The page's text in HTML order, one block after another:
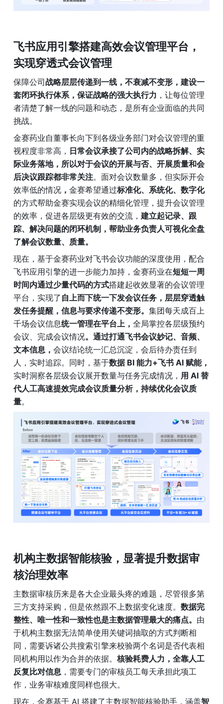
飞书应用引擎搭建高效会议管理平台，
实现穿透式会议管理
保障公司战略层层传递到一线，不衰减不变形，建设一
套闭环执行体系，保证战略的强大执行力 ，让每位管理
者清楚了解一线的问题和动态，是所有企业面临的共同
挑战。
金赛药业自董事长向下到各级业务部门对会议管理的重
视程度非常高， 日常会议承接了公司内的战略拆解、实
际业务落地，所以对于会议的开展与否、开展质量和会
后决议跟踪都非常关注。面对会议数量多，但实际开会
效率低的情况 ， 金赛希望通过标准化、系统化、数字化
的方式帮助金赛实现会议的精细化管理，提升会议管理
的效率，促进各层级更有效的交流， 建立起记录、跟
踪、解决问题的闭环机制，帮助业务负责人可视化全盘
了解会议数量、质量。
现在，基于金赛药业对飞书会议功能的深度使用，配合
飞书应用引擎的进一步能力加持，金赛药业在短短一周
时间内通过少量代码的方式搭建起收效显著的会议管理
平台，实现了 自上而下统一下发会议任务，层层穿透触
发任务提醒，信息与要求传递不变形。 集团每天成百上
千场会议信息统一管理在平台上， 全局掌控各层级预约
会议、完成会议情况。通过打通飞书会议妙记、音频、
文本信息， 会议结论统一汇总沉淀，会后待办责任到
人，实时追踪。同时，基于数据 BI 能力+飞书 AI 赋能，
实时洞察各层级会议展开数量与任务完成情况， 用 AI 替
代人工高速提效完成会议质量分析，持续优化会议质
量。
机构主数据智能核验， 显著提升数据审
核治理效率
主数据审核历来是各大企业最头疼的难题，尽管很多第
三方支持采购，但是依然跟不上数据变化速度。 数据完
整性、唯一性和一致性也是主数据管理最大的痛点。 由
于机构主数据无法简单使用关键词抽取的方式判断相
同，需要诉诸公共搜索引擎来校验两个名词是否代表相
同机构用以作为合并的依据。 核验耗费人力，全靠人工
反复比对信息 ，需要专门的审核员工每天承担此项工
作，业务审核难度同样也很大。
现在，金赛基于 AI 搭建了主数据智能核验助手，涵盖智